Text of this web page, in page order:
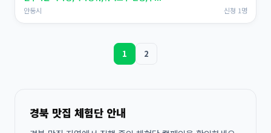
안동시 신청 1명
1 2
경북 맛집 체험단 안내